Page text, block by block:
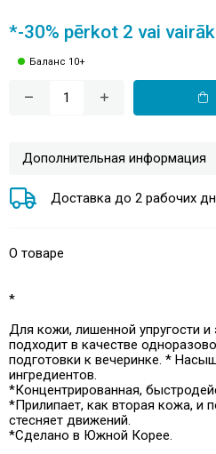
*-30% pērkot 2 vai
Баланс 10+
Дополнительная информация
Доставка до 2 рабочих
О товаре
*
Для кожи, лишенной упругости
подходит в качестве
подготовки к вечеринке. *
ингредиентов.
*Концентрированная,
*Прилипает, как вторая кожа, и
стесняет движений.
*Сделано в Южной Корее.